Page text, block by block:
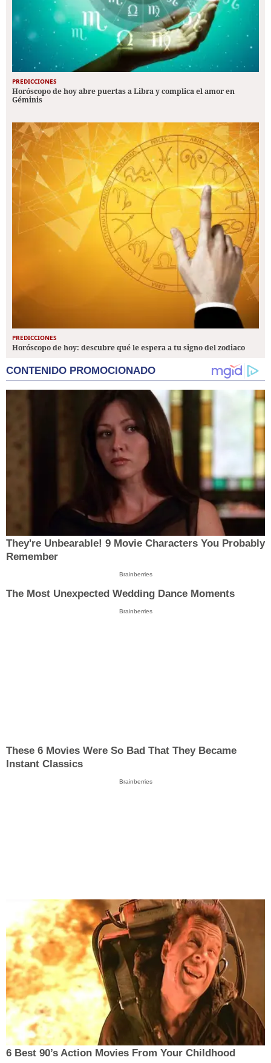
PREDICCIONES
Horóscopo de hoy abre puertas a Libra y complica el amor en
Géminis
PREDICCIONES
Horóscopo de hoy: descubre qué le espera a tu signo del zodiaco
CONTENIDO PROMOCIONADO
They're Unbearable! 9 Movie Characters You Probably
Remember
Brainberries
The Most Unexpected Wedding Dance Moments
Brainberries
These 6 Movies Were So Bad That They Became
Instant Classics
Brainberries
6 Best 90’s Action Movies From Your Childhood